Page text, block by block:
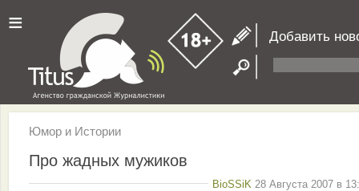
≡ Добавить
Юмор и Истории
Про жадных мужиков
BioSSiK 28 Августа 2007 в